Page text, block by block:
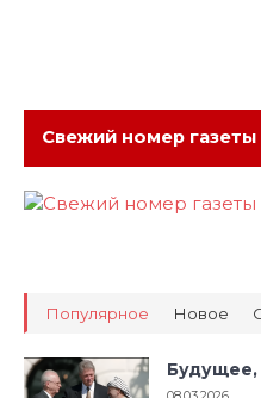
Свежий номер газеты
Популярное Новое